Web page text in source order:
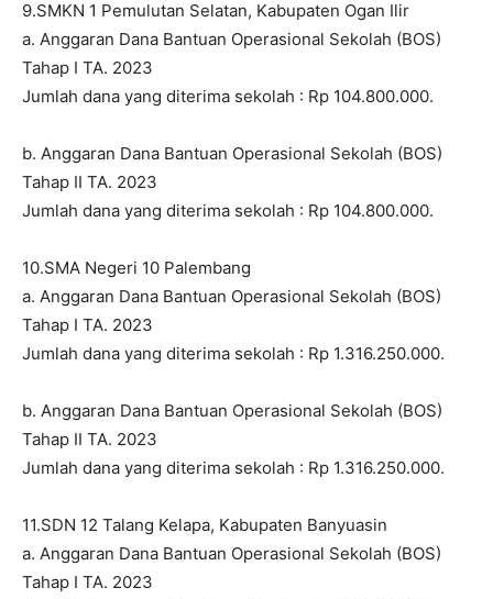
9.SMKN 1 Pemulutan Selatan, Kabupaten Ogan Ilir
a. Anggaran Dana Bantuan Operasional Sekolah (BOS)
Tahap I TA. 2023
Jumlah dana yang diterima sekolah : Rp 104.800.000.
b. Anggaran Dana Bantuan Operasional Sekolah (BOS)
Tahap II TA. 2023
Jumlah dana yang diterima sekolah : Rp 104.800.000.
10.SMA Negeri 10 Palembang
a. Anggaran Dana Bantuan Operasional Sekolah (BOS)
Tahap I TA. 2023
Jumlah dana yang diterima sekolah : Rp 1.316.250.000.
b. Anggaran Dana Bantuan Operasional Sekolah (BOS)
Tahap II TA. 2023
Jumlah dana yang diterima sekolah : Rp 1.316.250.000.
11.SDN 12 Talang Kelapa, Kabupaten Banyuasin
a. Anggaran Dana Bantuan Operasional Sekolah (BOS)
Tahap I TA. 2023